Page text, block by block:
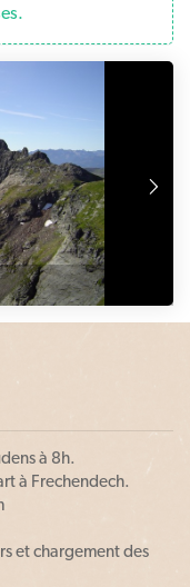
à 8h.
à Frechendech.
et chargement des